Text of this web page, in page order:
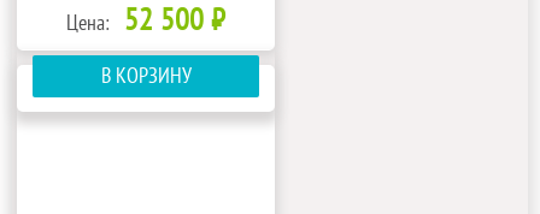
Цена: 52 500 ₽
В КОРЗИНУ